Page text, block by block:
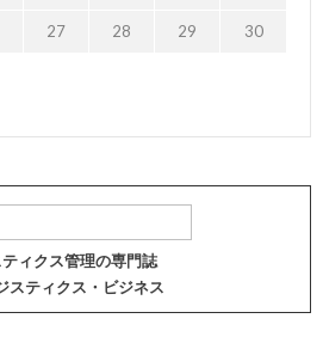
27 28 29 30
ティクス管理の専門誌
スティクス・ビジネス